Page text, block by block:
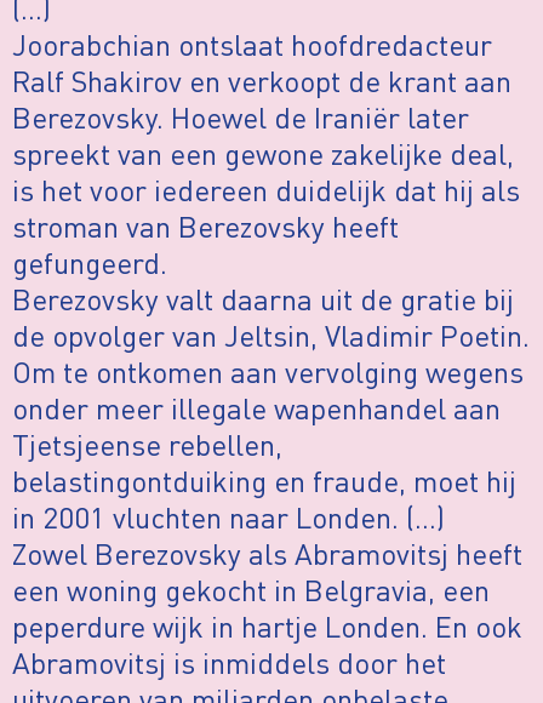
Joorabchian ontslaat hoofdredacteur
Ralf Shakirov en verkoopt de krant aan
Berezovsky. Hoewel de Iraniër later
spreekt van een gewone zakelijke deal,
is het voor iedereen duidelijk dat hij als
stroman van Berezovsky heeft
gefungeerd.
Berezovsky valt daarna uit de gratie bij
de opvolger van Jeltsin, Vladimir Poetin.
Om te ontkomen aan vervolging wegens
onder meer illegale wapenhandel aan
Tjetsjeense rebellen,
belastingontduiking en fraude, moet hij
in 2001 vluchten naar Londen. (…)
Zowel Berezovsky als Abramovitsj heeft
een woning gekocht in Belgravia, een
peperdure wijk in hartje Londen. En ook
Abramovitsj is inmiddels door het